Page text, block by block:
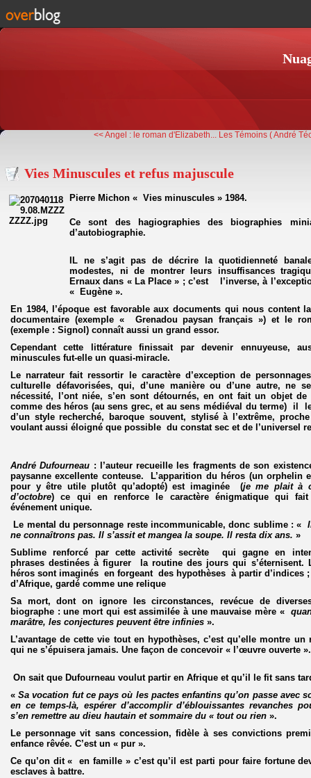
<< Angel : le roman d'Elizabeth... Les Témoins ( André
Vies Minuscules et refus majuscule
Pierre Michon « Vies minuscules » 1984.
Ce sont des hagiographies des biographies
d’autobiographie.
IL ne s’agit pas de décrire la quotidienneté
modestes, ni de montrer leurs insuffisances
Ernaux dans « La Place » ; c’est l’inverse, à
« Eugène ».
En 1984, l’époque est favorable aux documents qui nous content
documentaire (exemple « Grenadou paysan français ») et le
(exemple : Signol) connaît aussi un grand essor.
Cependant cette littérature finissait par devenir ennuyeuse,
minuscules fut-elle un quasi-miracle.
Le narrateur fait ressortir le caractère d’exception de
culturelle défavorisées, qui, d’une manière ou d’une autre, ne
nécessité, l’ont niée, s’en sont détournés, en ont fait un objet
comme des héros (au sens grec, et au sens médiéval du terme) il
d’un style recherché, baroque souvent, stylisé à l’extrême,
voulant aussi éloigné que possible du constat sec et de l’universel
André Dufourneau : l’auteur recueille les fragments de son
paysanne excellente conteuse. L’apparition du héros (un orphelin
pour y être utile plutôt qu’adopté) est imaginée (je me plait à
d’octobre) ce qui en renforce le caractère énigmatique qui
événement unique.
Le mental du personnage reste incommunicable, donc sublime : «
ne connaîtrons pas. Il s’assit et mangea la soupe. Il resta dix ans. »
Sublime renforcé par cette activité secrète qui gagne en
phrases destinées à figurer la routine des jours qui s’éternisent.
héros sont imaginés en forgeant des hypothèses à partir d’indices
d’Afrique, gardé comme une relique
Sa mort, dont on ignore les circonstances, revécue de
biographe : une mort qui est assimilée à une mauvaise mère «
marâtre, les conjectures peuvent être infinies ».
L’avantage de cette vie tout en hypothèses, c’est qu’elle montre
qui ne s’épuisera jamais. Une façon de concevoir « l’œuvre ouverte ».
On sait que Dufourneau voulut partir en Afrique et qu’il le fit sans
«Sa vocation fut ce pays où les pactes enfantins qu’on passe avec
en ce temps-là, espérer d’accomplir d’éblouissantes revanches
s’en remettre au dieu hautain et sommaire du « tout ou rien ».
Le personnage vit sans concession, fidèle à ses convictions
enfance rêvée. C’est un « pur ».
Ce qu’on dit « en famille » c’est qu’il est parti pour faire fortune
esclaves à battre.